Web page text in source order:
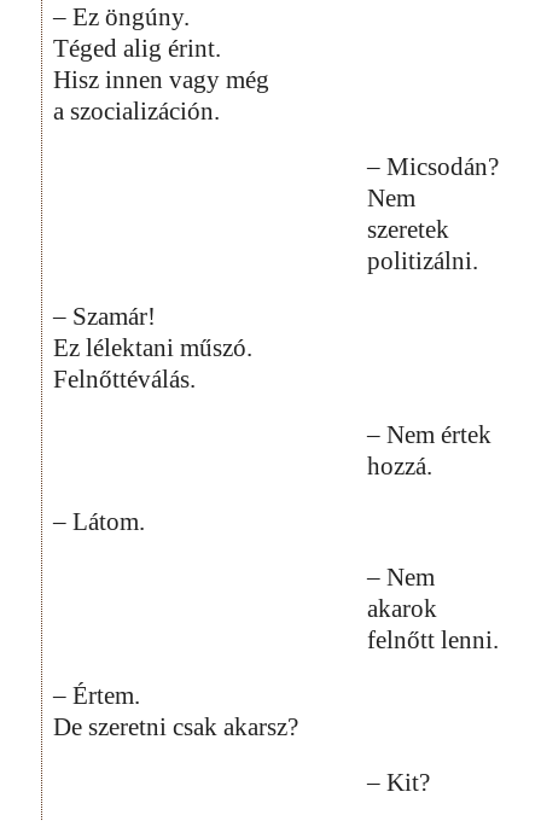
– Ez öngúny.
Téged alig érint.
Hisz innen vagy még
a szocializáción.
– Micsodán?
Nem
szeretek
politizálni.
– Szamár!
Ez lélektani műszó.
Felnőttéválás.
– Nem értek
hozzá.
– Látom.
– Nem
akarok
felnőtt lenni.
– Értem.
De szeretni csak akarsz?
– Kit?